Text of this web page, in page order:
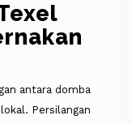
antara domba
Persilangan